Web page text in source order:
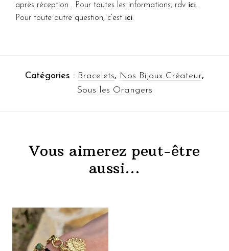
après réception . Pour toutes les informations, rdv ici.
Pour toute autre question, c’est ici.
Catégories : Bracelets, Nos Bijoux Créateur,
Sous les Orangers
Vous aimerez peut-être
aussi…